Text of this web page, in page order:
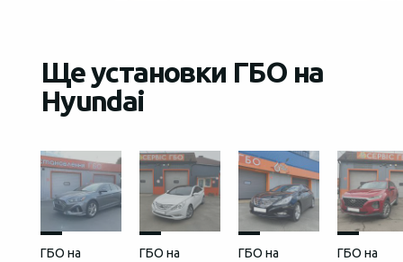
Ще установки ГБО на
Hyundai
ГБО на
ГБО на
ГБО на
ГБО на